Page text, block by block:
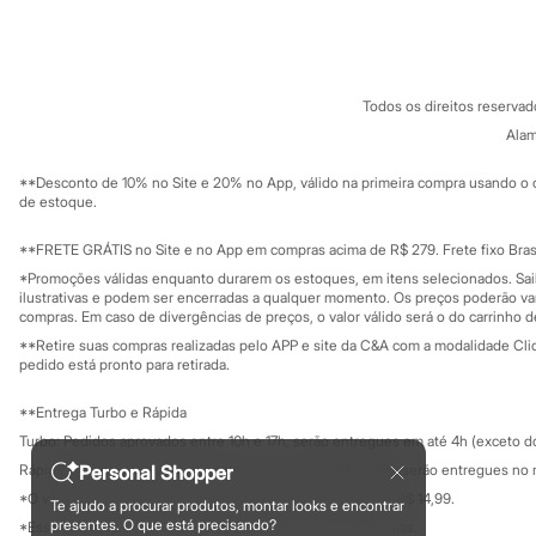
Moda íntima
Calcinhas
Meias
Pijamas
Moda praia
Biquínis e Maiôs
Blusas de proteção
Sungas
Bluey
Homem Aranha
Naruto
Personal Shopper
Te ajudo a procurar produtos, montar looks e encontrar
presentes. O que está precisando?
Mapa do site
Investidores
Privacidade
Configuração de cookies
Minha privacidade
C&A Pay
Sobre o C&A
Governança
Educação
Formas de pagamento
Todos os direitos
**Desconto de 10% no Site e 20% no App, válido na primeira compra usando
de estoque.
**FRETE GRÁTIS no Site e no App em compras acima de R$ 279. Frete fixo
*Promoções válidas enquanto durarem os estoques, em itens selecionados.
ilustrativas e podem ser encerradas a qualquer momento. Os preços poderão
compras. Em caso de divergências de preços, o valor válido será o do carrinho
**Retire suas compras realizadas pelo APP e site da C&A com a modalidade
pedido está pronto para retirada.
**Entrega Turbo e Rápida
Turbo: Pedidos aprovados entre 10h e 17h, serão entregues em até 4h (exceto
Rápida: Pedidos com os pagamentos aprovados até as 10h, serão entregues
*O valor do frete para o turbo é R$ 24,99 e para a rápida é R$ 14,99.
*Essa condição ainda não estará disponível em todas as lojas.